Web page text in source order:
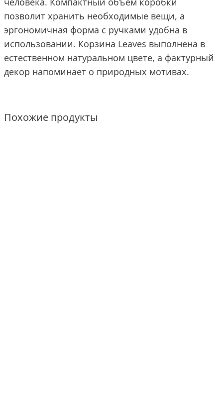
позволит хранить необходимые вещи, а
эргономичная форма с ручками удобна в
использовании. Корзина Leaves выполнена в
естественном натуральном цвете, а фактурный
декор напоминает о природных мотивах.
Похожие продукты